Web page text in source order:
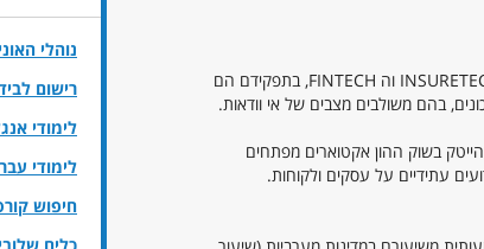
בוגרי המסלול משתלבים כמנהלים ואקטוארים בענפי הביטוח, הפנסיה והגמל, הבנקאות והמוסדות הפיננסיים, ה INSURETECH וה FINTECH, בתפקידם הם
בהם משולבים מצבים של אי וודאות.
בשוק ההון אקטוארים מפתחים
נוהלי
רישום
לימודי
לימודי
חיפוש
כלים